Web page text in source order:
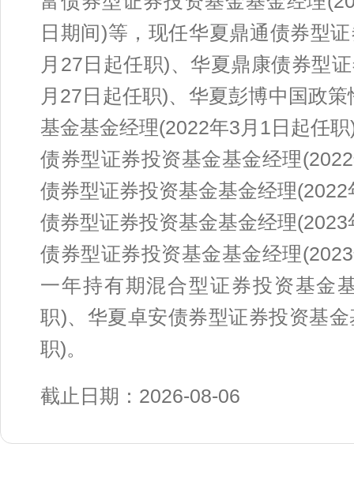
日期间)等，现任华夏鼎通债券型
月27日起任职)、华夏鼎康债券型
月27日起任职)、华夏彭博中国政
基金基金经理(2022年3月1日起任
债券型证券投资基金基金经理
债券型证券投资基金基金经理
债券型证券投资基金基金经理
债券型证券投资基金基金经理
一年持有期混合型证券投资基金
职)、华夏卓安债券型证券投资基
职)。
截止日期：2026-08-06